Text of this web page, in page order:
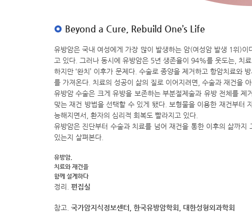
Beyond a Cure, Rebuild One’s Life
유방암은 국내 여성에게 가장 많이 발생하는 암(여성암 발생 1위)
고 있다. 그러나 동시에 유방암은 5년 생존율이 94%를 웃도는, 치
하지만 ‘완치’ 이후가 문제다. 수술로 종양을 제거하고 항암치료와
를 가져온다. 치료의 성공이 삶의 질로 이어지려면, 수술과 재건을
유방암 수술은 크게 유방을 보존하는 부분절제술과 유방 전체를
맞는 재건 방법을 선택할 수 있게 됐다. 보형물을 이용한 재건부터
능해지면서, 환자의 심리적 회복도 빨라지고 있다.
유방암은 진단부터 수술과 치료를 넘어 재건을 통한 이후의 삶까
있는지 살펴본다.
유방암,
치료와 재건을
함께 설계하다
정리. 편집실
참고. 국가암지식정보센터, 한국유방암학회, 대한성형외과학회